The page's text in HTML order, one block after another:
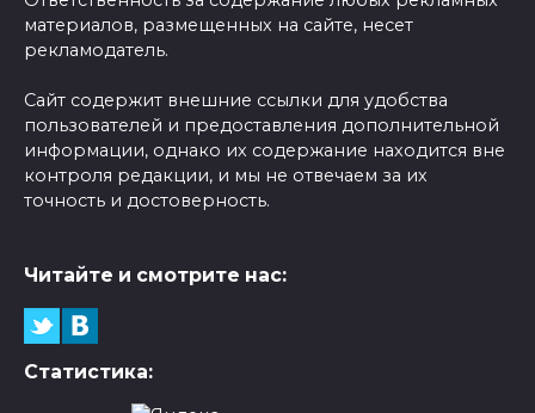
материалов, размещенных на сайте, несет
рекламодатель.
Сайт содержит внешние ссылки для удобства
пользователей и предоставления дополнительной
информации, однако их содержание находится вне
контроля редакции, и мы не отвечаем за их
точность и достоверность.
Читайте и смотрите нас:
Статистика: